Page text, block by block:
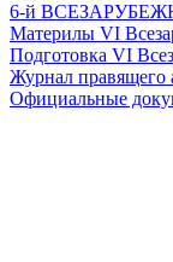
6-й
Материлы VI
Подготовка VI
Журнал правящего
Официальные